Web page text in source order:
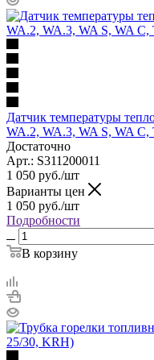
Датчик температуры
WA.2, WA.3, WA S, WA C,
Достаточно
Арт.: S311200011
1 050 руб./шт
Варианты цен
1 050 руб./шт
Подробности
В корзину